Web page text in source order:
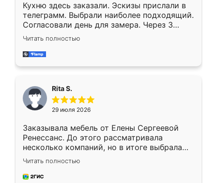
Кухню здесь заказали. Эскизы прислали в
телеграмм. Выбрали наиболее подходящий.
Согласовали день для замера. Через 3
недели кухня была уже готова. Остались
довольны работой. Спасибо Ренессанс
мебель за качественную работу!
Читать полностью
Rita S.
29 июля 2026
Заказывала мебель от Елены Сергеевой
Ренессанс. До этого рассматривала
несколько компаний, но в итоге выбрала
эту. Сначала обговорили условия, потом
приехал замерщик, всё спокойно объяснил
и снял размеры. Изготовили в срок, с
Читать полностью